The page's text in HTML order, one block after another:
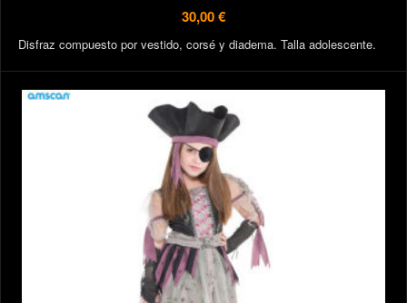
30,00 €
Disfraz compuesto por vestido, corsé y diadema. Talla adolescente.